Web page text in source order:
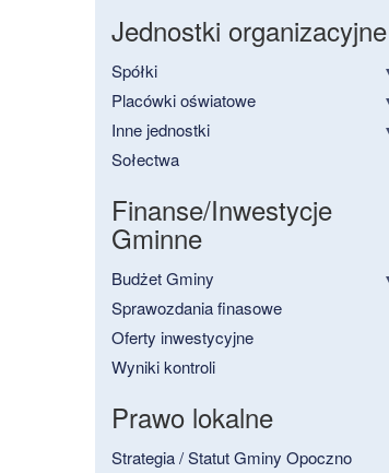
Jednostki organizacyjne
Spółki
Placówki oświatowe
Inne jednostki
Sołectwa
Finanse/Inwestycje
Gminne
Budżet Gminy
Sprawozdania finasowe
Oferty inwestycyjne
Wyniki kontroli
Prawo lokalne
Strategia / Statut Gminy Opoczno